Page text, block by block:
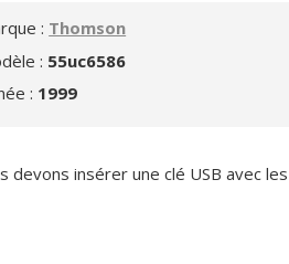
: Thomson
: 55uc6586
: 1999
devons insérer une clé USB avec les